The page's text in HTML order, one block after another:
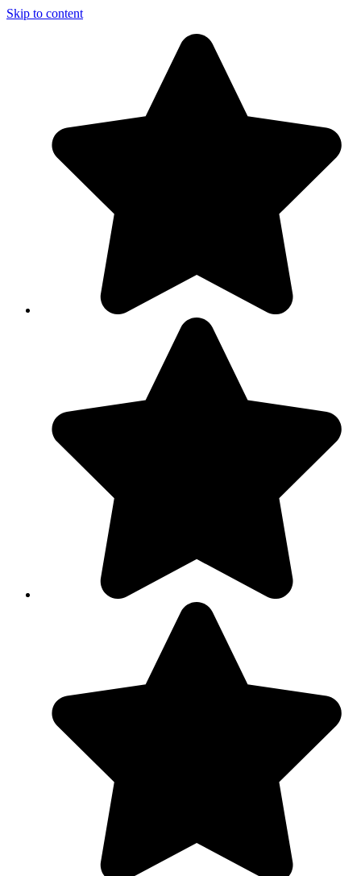
Skip to content